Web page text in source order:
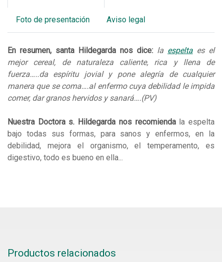
Foto de presentación Aviso legal
En resumen, santa Hildegarda nos dice: la espelta es el
mejor cereal, de naturaleza caliente, rica y llena de
fuerza…..da espíritu jovial y pone alegría de cualquier
manera que se coma….al enfermo cuya debilidad le impida
comer, dar granos hervidos y sanará….(PV)
Nuestra Doctora s. Hildegarda nos recomienda la espelta
bajo todas sus formas, para sanos y enfermos, en la
debilidad, mejora el organismo, el temperamento, es
digestivo, todo es bueno en ella...
Productos relacionados